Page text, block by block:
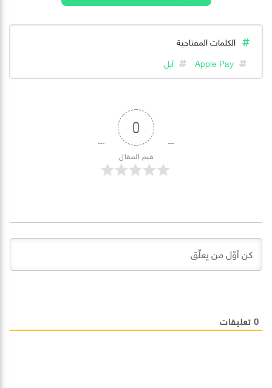
الكلمات المفتاحية
Apple Pay
آبل
0
قيم المقال
0 تعليقات